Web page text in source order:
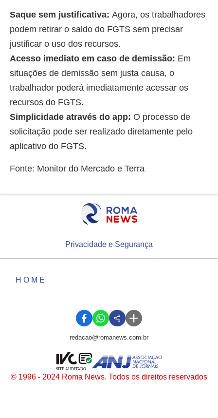
Saque sem justificativa: Agora, os trabalhadores
podem retirar o saldo do FGTS sem precisar
justificar o uso dos recursos.
Acesso imediato em caso de demissão: Em
situações de demissão sem justa causa, o
trabalhador poderá imediatamente acessar os
recursos do FGTS.
Simplicidade através do app: O processo de
solicitação pode ser realizado diretamente pelo
aplicativo do FGTS.
Fonte: Monitor do Mercado e Terra
Privacidade e Segurança
HOME
redacao@romanews.com.br
© 1996 - 2024 Roma News. Todos os direitos reservados
SITE AUDITADO